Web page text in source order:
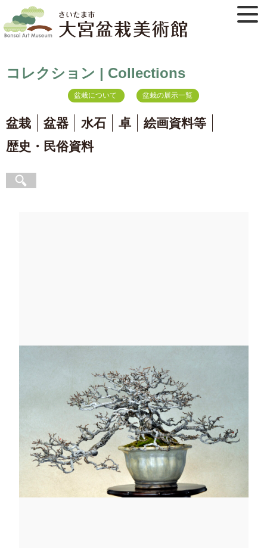
コレクション | Collections
盆栽について 盆栽の展示一覧
盆栽 盆器 水石 卓
絵画資料等
歴史・民俗資料